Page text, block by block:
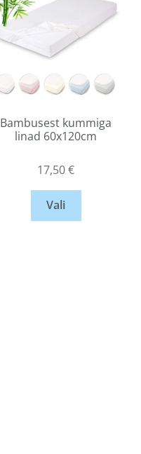
Bambusest kummiga
linad 60x120cm
17,50€
Vali